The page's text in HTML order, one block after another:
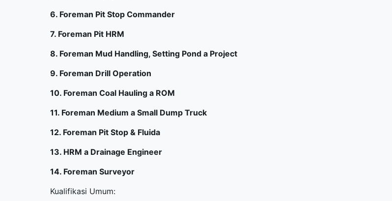
6. Foreman Pit Stop Commander
7. Foreman Pit HRM
8. Foreman Mud Handling, Setting Pond a Project
9. Foreman Drill Operation
10. Foreman Coal Hauling a ROM
11. Foreman Medium a Small Dump Truck
12. Foreman Pit Stop & Fluida
13. HRM a Drainage Engineer
14. Foreman Surveyor
Kualifikasi Umum: